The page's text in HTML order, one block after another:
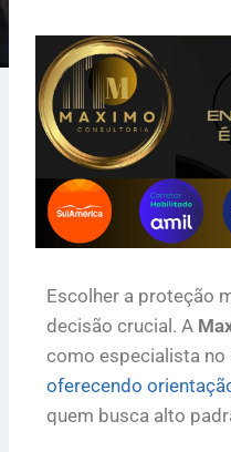
Escolher a proteção
decisão crucial. A
como especialista
oferecendo
quem busca alto